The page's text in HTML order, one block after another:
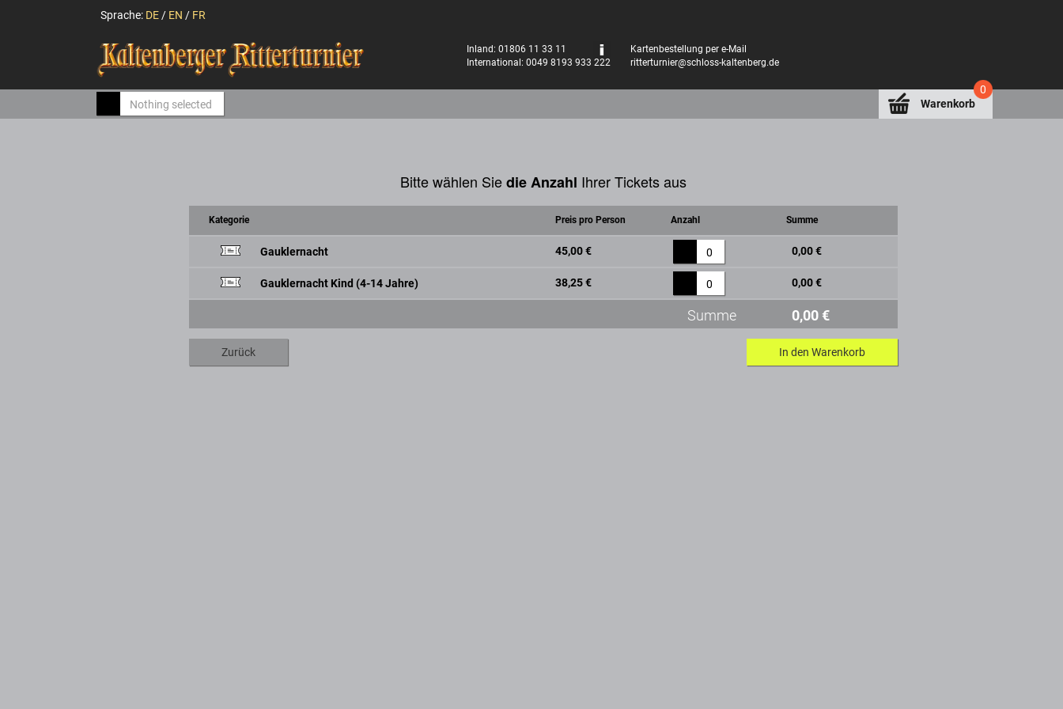
Sprache: DE / EN / FR
Inland: 01806 11 33 11
International: 0049 8193 933 222
Kartenbestellung per e-Mail
ritterturnier@schloss-kaltenberg.de
Nothing selected Warenkorb
0
Bitte wählen Siedie Anzahl Ihrer Tickets aus
Kategorie Preis pro Person Anzahl Summe
Gauklernacht 45,00 € 0 0,00 €
Gauklernacht Kind (4-14 Jahre) 38,25 € 0 0,00 €
Summe 0,00 €
Zurück In den Warenkorb